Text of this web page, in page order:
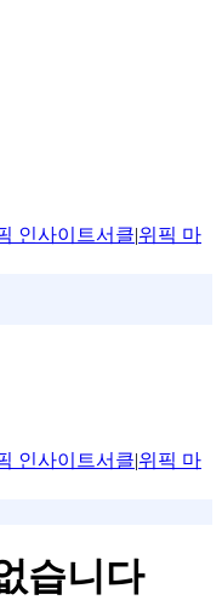
인사이트서클|위픽 마
인사이트서클|위픽 마
습니다